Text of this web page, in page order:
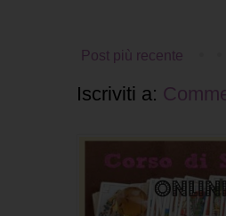
Post più recente
Iscriviti a: